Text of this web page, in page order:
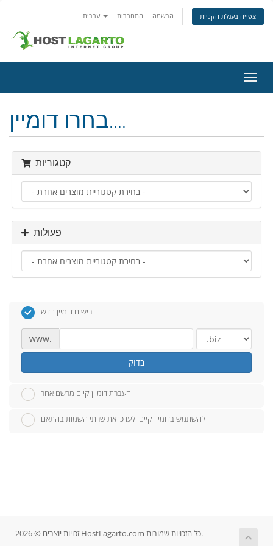
התחברות הרשמה צפייה בעגלת הקניות
ניווט
בחרו דומיין....
קטגוריות
פעולות
רישום דומיין חדש
www.
בדוק
העברת דומיין קיים מרשם אחר
להשתמש בדומיין קיים ולעדכן את שרתי השמות בהתאם
זכויות יוצרים © 2026 HostLagarto.com כל הזכויות שמורות.